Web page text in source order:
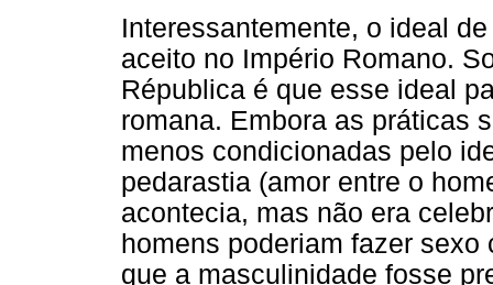
Interessantemente, o ideal
aceito no Império Romano.
Républica é que esse ideal
romana. Embora as práticas
menos condicionadas pelo
pedarastia (amor entre o
acontecia, mas não era
homens poderiam fazer
que a masculinidade fosse